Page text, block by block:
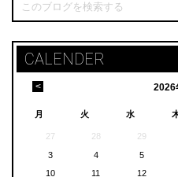
CALENDER
2026
<
月 火 水
27 28 29
3
4 5
10
11 12